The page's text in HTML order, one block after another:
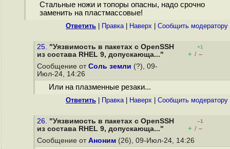
Стальные ножи и топоры опасны, надо срочно
заменить на пластмассовые!
Ответить Правка| Наверх Cообщить модератору
25. "Уязвимость в пакетах с OpenSSH
из состава RHEL 9, допускающа..."
+1
+ / –
Сообщение от Соль земли (?), 09-
Июл-24, 14:26
Или на плазменные резаки...
Ответить Правка| Наверх Cообщить модератору
26. "Уязвимость в пакетах с OpenSSH
из состава RHEL 9, допускающа..."
–1
+ / –
Сообщение от Аноним (26), 09-Июл-24, 14:26